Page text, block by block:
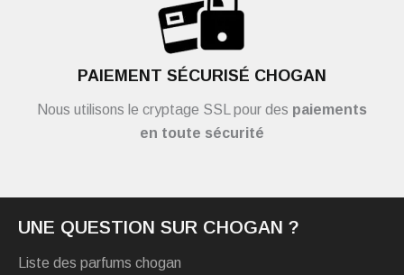
PAIEMENT SÉCURISÉ CHOGAN
Nous utilisons le cryptage SSL pour des paiements
en toute sécurité
UNE QUESTION SUR CHOGAN ?
Liste des parfums chogan